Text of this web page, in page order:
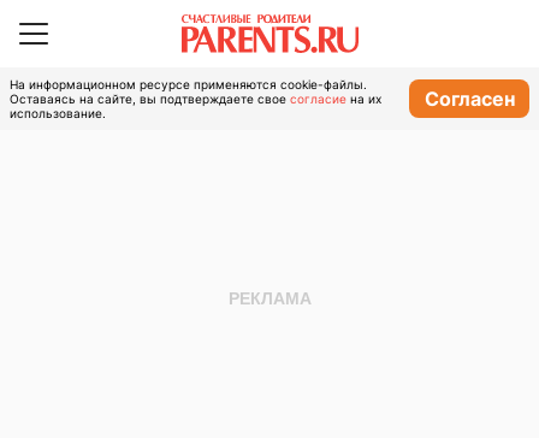
На информационном ресурсе применяются cookie-файлы.
Оставаясь на сайте, вы подтверждаете свое согласие на их
использование.
Согласен